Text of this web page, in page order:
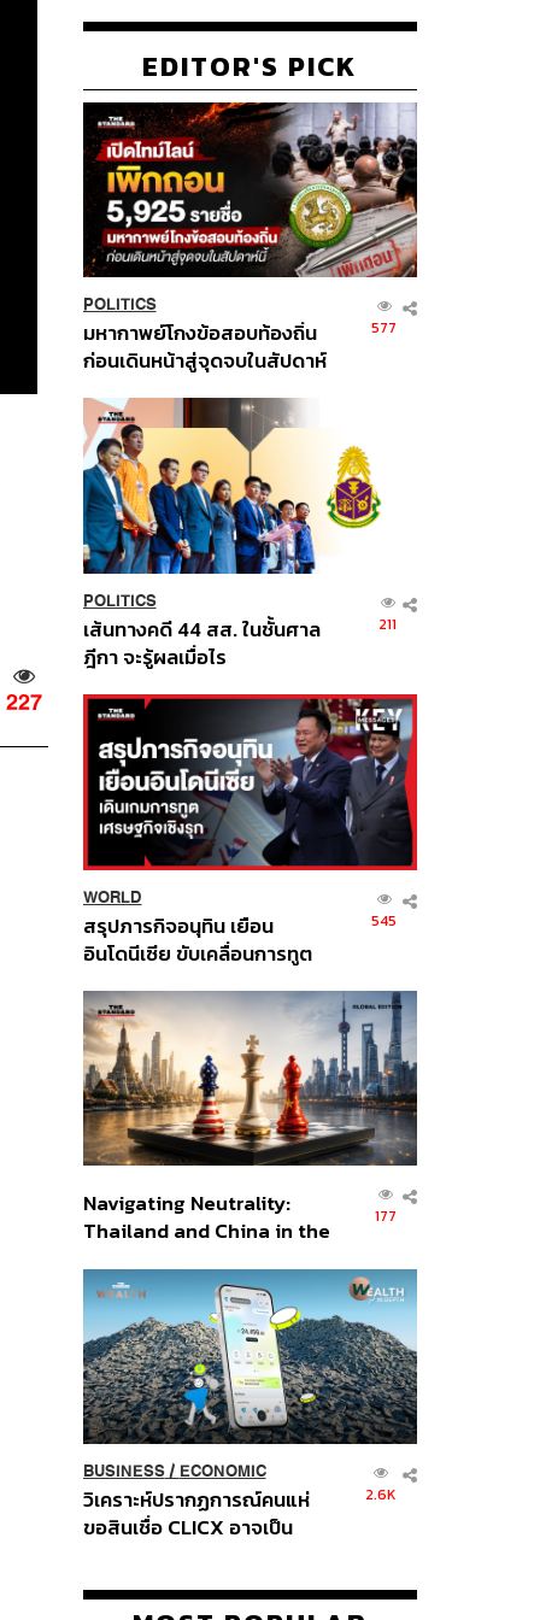
227
EDITOR'S PICK
POLITICS
มหากาพย์โกงข้อสอบท้องถิ่น
ก่อนเดินหน้าสู่จุดจบในสัปดาห์
577
POLITICS
เส้นทางคดี 44 สส. ในชั้นศาล
ฎีกา จะรู้ผลเมื่อไร
211
WORLD
สรุปภารกิจอนุทิน เยือน
อินโดนีเซีย ขับเคลื่อนการทูต
ส่วนยุทธศาสตร์ไทย –
อินโดนีเซีย
545
Navigating Neutrality:
Thailand and China in the
Order
177
BUSINESS/ ECONOMIC
วิเคราะห์ปรากฏการณ์คนแห่
ขอสินเชื่อ CLICX อาจเป็น
ปัญหาหนี้ครัวเรือนไทยที่ถูกซุก
2.6K